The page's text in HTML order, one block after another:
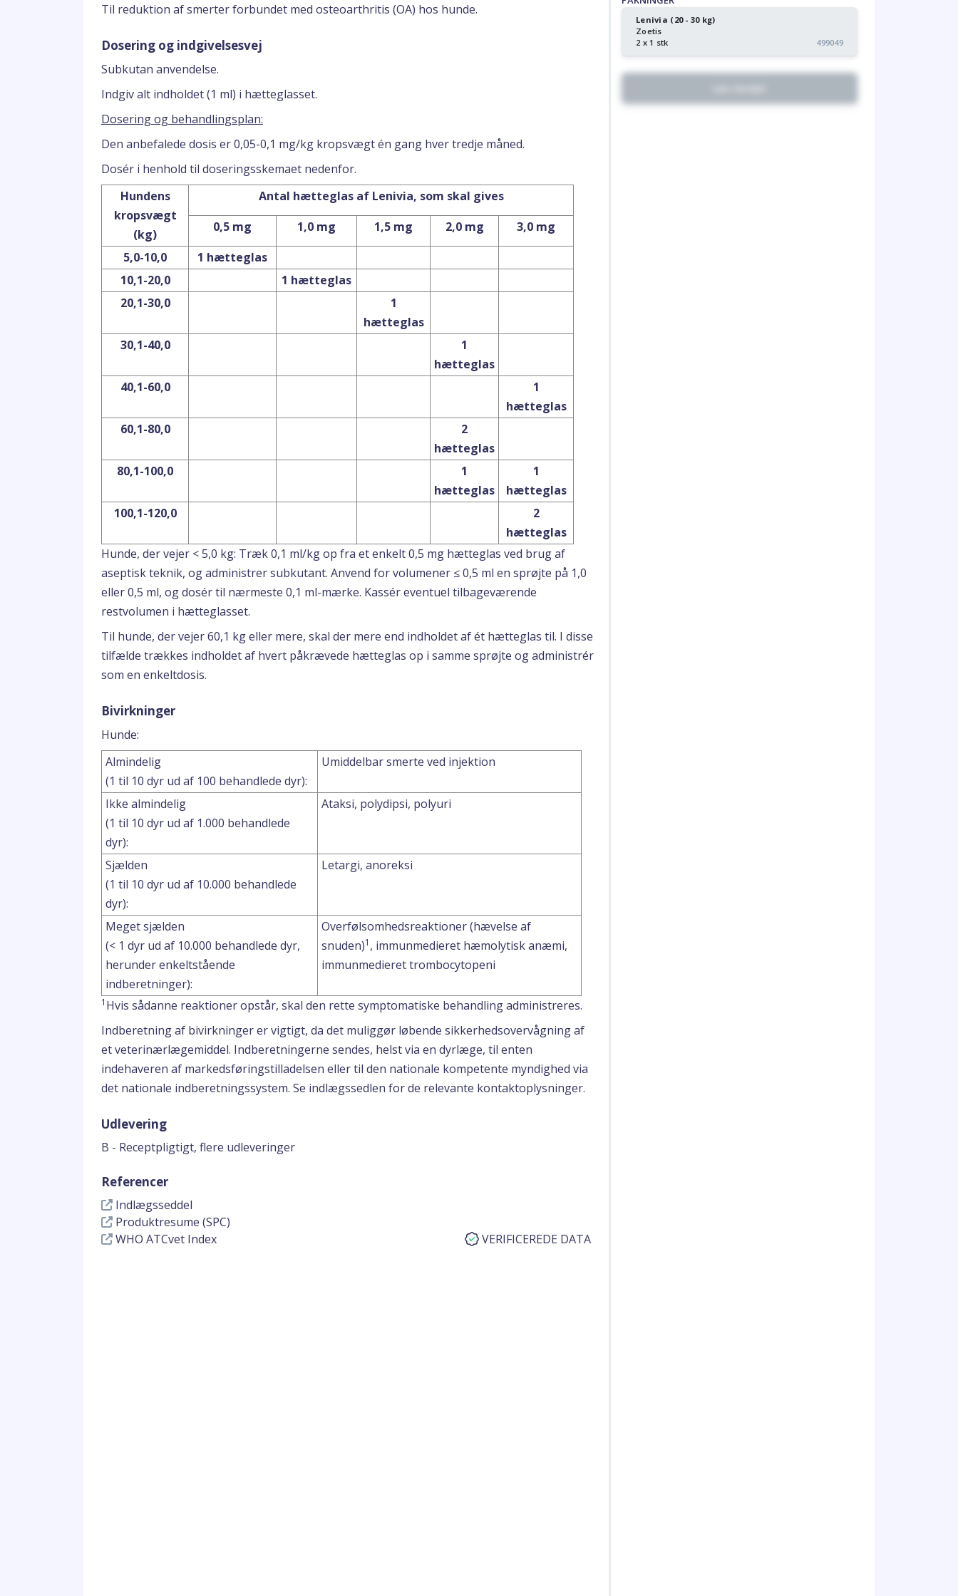
Til reduktion af smerter forbundet med osteoarthritis (OA) hos hunde.
Dosering og indgivelsesvej
Subkutan anvendelse.
Indgiv alt indholdet (1 ml) i hætteglasset.
Dosering og behandlingsplan:
Den anbefalede dosis er 0,05-0,1 mg/kg kropsvægt én gang hver tredje måned.
Dosér i henhold til doseringsskemaet nedenfor.
Hundens
kropsvægt
(kg)
Antal hætteglas af Lenivia, som skal gives
0,5 mg
1,0 mg 1,5 mg 2,0 mg
3,0 mg
5,0-10,0
1 hætteglas
10,1-20,0
1 hætteglas
20,1-30,0
1
hætteglas
30,1-40,0
1
hætteglas
40,1-60,0
1
hætteglas
60,1-80,0
2
hætteglas
80,1-100,0
1
hætteglas
1
hætteglas
100,1-120,0
2
hætteglas
Hunde, der vejer < 5,0 kg: Træk 0,1 ml/kg op fra et enkelt 0,5 mg hætteglas ved brug af
aseptisk teknik, og administrer subkutant. Anvend for volumener ≤ 0,5 ml en sprøjte på 1,0
eller 0,5 ml, og dosér til nærmeste 0,1 ml-mærke. Kassér eventuel tilbageværende
restvolumen i hætteglasset.
Til hunde, der vejer 60,1 kg eller mere, skal der mere end indholdet af ét hætteglas til. I disse
tilfælde trækkes indholdet af hvert påkrævede hætteglas op i samme sprøjte og administrér
som en enkeltdosis.
Bivirkninger
Hunde:
Almindelig
(1 til 10 dyr ud af 100 behandlede dyr):
Umiddelbar smerte ved injektion
Ikke almindelig
(1 til 10 dyr ud af 1.000 behandlede
dyr):
Ataksi, polydipsi, polyuri
Sjælden
(1 til 10 dyr ud af 10.000 behandlede
dyr):
Letargi, anoreksi
Meget sjælden
(< 1 dyr ud af 10.000 behandlede dyr,
herunder enkeltstående
indberetninger):
Overfølsomhedsreaktioner (hævelse af
snuden)1 , immunmedieret hæmolytisk anæmi,
immunmedieret trombocytopeni
1 Hvis sådanne reaktioner opstår, skal den rette symptomatiske behandling administreres.
Indberetning af bivirkninger er vigtigt, da det muliggør løbende sikkerhedsovervågning af
et veterinærlægemiddel. Indberetningerne sendes, helst via en dyrlæge, til enten
indehaveren af markedsføringstilladelsen eller til den nationale kompetente myndighed via
det nationale indberetningssystem. Se indlægssedlen for de relevante kontaktoplysninger.
Udlevering
B - Receptpligtigt, flere udleveringer
Referencer
Indlægsseddel
Produktresume (SPC)
WHO ATCvet Index
VERIFICEREDE DATA
Lenivia (20 - 30 kg)
Zoetis
2 x 1 stk
499049